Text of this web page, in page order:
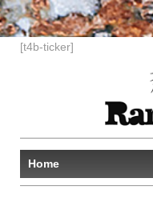
[t4b-ticker]
Home